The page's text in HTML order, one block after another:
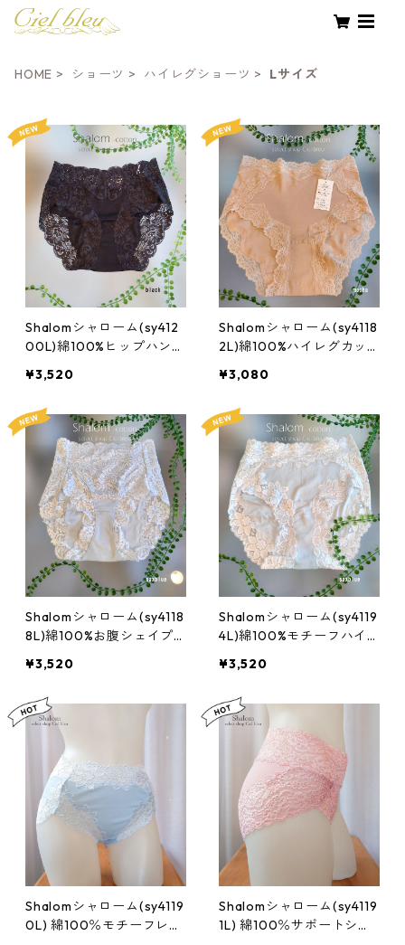
HOME ショーツ ハイレグショーツ Lサイズ
Shalomシャローム(sy412
00L)綿100%ヒップハング
¥3,520
Shalomシャローム(sy4118
2L)綿100%ハイレグカッ
サイズ
¥3,080
Shalomシャローム(sy4118
8L)綿100%お腹シェイプ
¥3,520
Shalomシャローム(sy4119
4L)綿100%モチーフハイ
¥3,520
Shalomシャローム(sy4119
0L) 綿100％モチーフレー
Shalomシャローム(sy4119
1L) 綿100％サポートショ